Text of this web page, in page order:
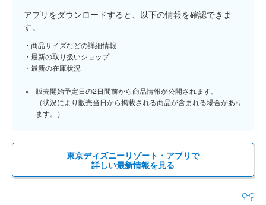
アプリをダウンロードすると、以下の情報を確認できま
す。
商品サイズなどの詳細情報
最新の取り扱いショップ
最新の在庫状況
販売開始予定日の2日間前から商品情報が公開されます。
（状況により販売当日から掲載される商品が含まれる場合があり
ます。）
東京ディズニーリゾート・アプリで
詳しい最新情報を見る